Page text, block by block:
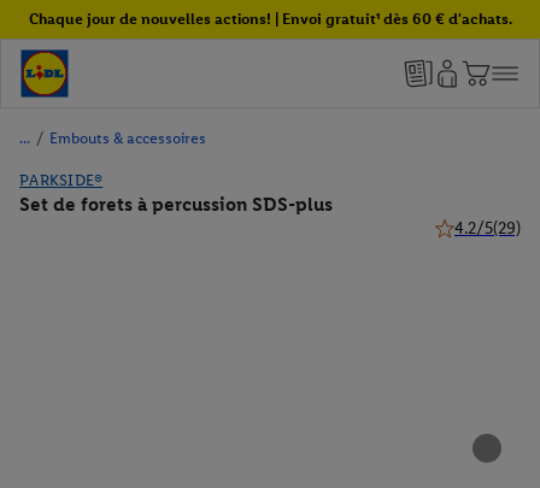
Chaque jour de nouvelles actions! | Envoi gratuit¹ dès 60 € d'achats.
/ Embouts & accessoires
PARKSIDE®
Set de forets à percussion SDS-plus
4.2/5(29)